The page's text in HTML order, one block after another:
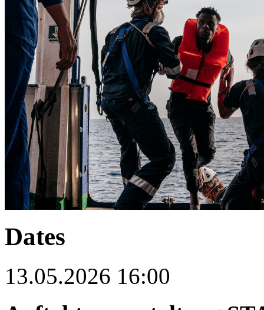
Dates
13.05.2026 16:00